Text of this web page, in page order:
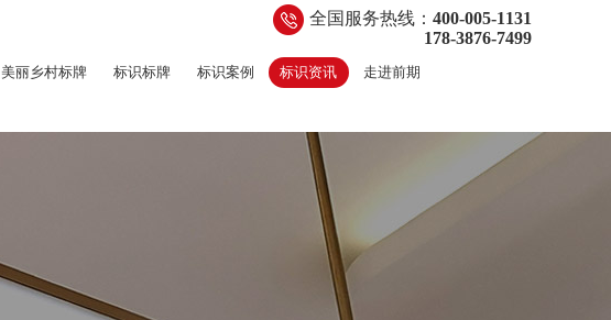
全国服务热线： 400-005-1131
178-3876-7499
美丽乡村标牌 标识标牌 标识案例 标识资讯 走进前期